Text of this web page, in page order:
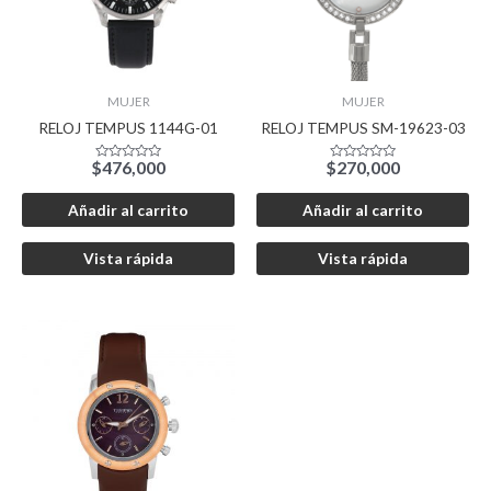
MUJER
RELOJ TEMPUS 1144G-01
Valorado
con
0
de
5
$476,000
Añadir al carrito
Vista rápida
MUJER
RELOJ TEMPUS SM-19623-03
Valorado
con
0
de
5
$270,000
Añadir al carrito
Vista rápida